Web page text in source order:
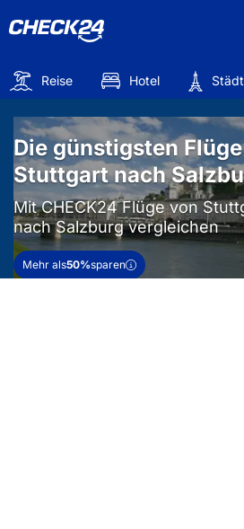
Reise Hotel
Die günstigsten
Stuttgart nach
Mit CHECK24 Flüge von
nach Salzburg vergleichen
Mehr als50%sparen